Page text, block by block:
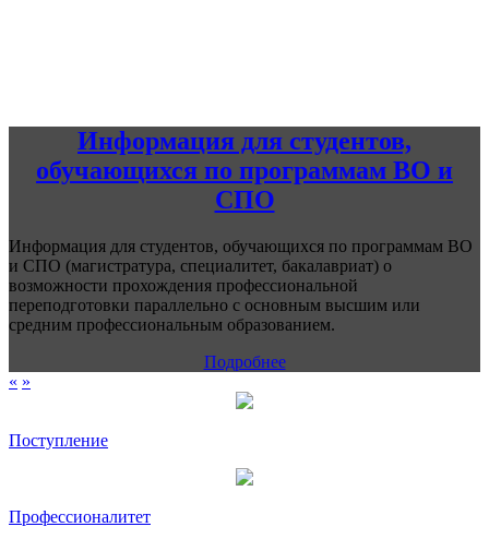
Информация для студентов,
обучающихся по программам ВО и
СПО
Информация для студентов, обучающихся по программам ВО
и СПО (магистратура, специалитет, бакалавриат) о
возможности прохождения профессиональной
переподготовки параллельно с основным высшим или
средним профессиональным образованием.
Подробнее
« »
Поступление
Профессионалитет